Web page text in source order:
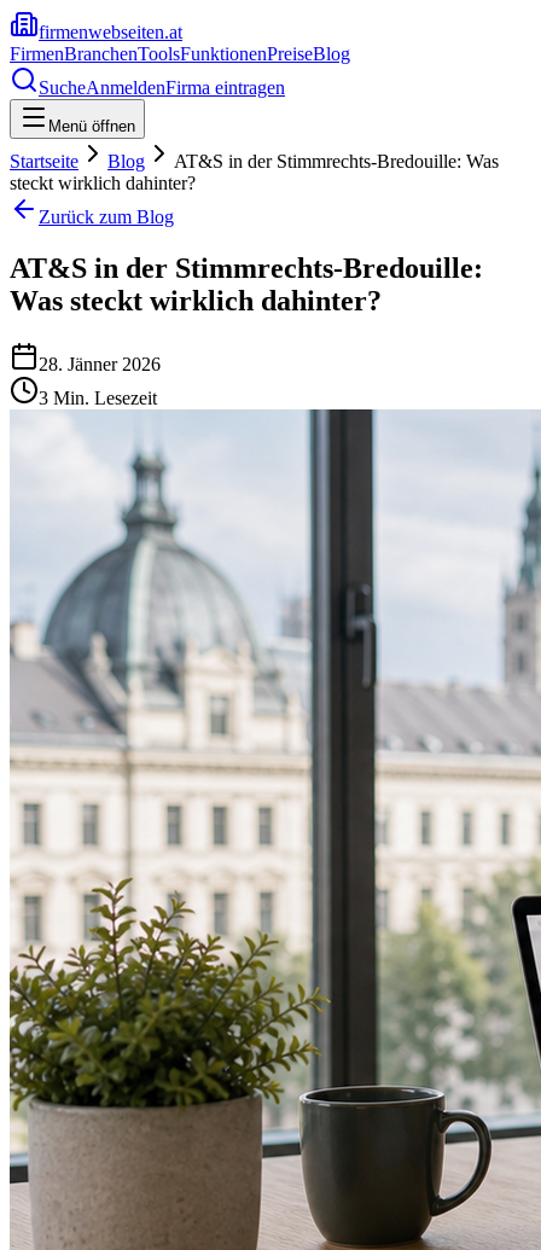
firmenwebseiten.at
FirmenBranchenToolsFunktionenPreiseBlog
SucheAnmeldenFirma eintragen
Menü öffnen
Startseite Blog
AT&S in der Stimmrechts-Bredouille: Was
steckt wirklich dahinter?
Zurück zum Blog
AT&S in der Stimmrechts-Bredouille:
Was steckt wirklich dahinter?
28. Jänner 2026
3 Min. Lesezeit